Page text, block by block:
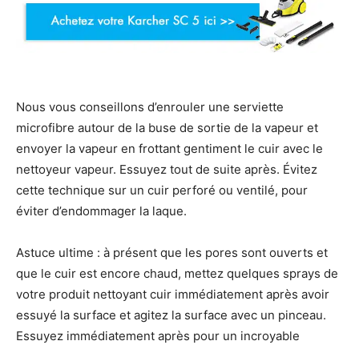
Nous vous conseillons d’enrouler une serviette
microfibre autour de la buse de sortie de la vapeur et
envoyer la vapeur en frottant gentiment le cuir avec le
nettoyeur vapeur. Essuyez tout de suite après. Évitez
cette technique sur un cuir perforé ou ventilé, pour
éviter d’endommager la laque.
Astuce ultime : à présent que les pores sont ouverts et
que le cuir est encore chaud, mettez quelques sprays de
votre produit nettoyant cuir immédiatement après avoir
essuyé la surface et agitez la surface avec un pinceau.
Essuyez immédiatement après pour un incroyable